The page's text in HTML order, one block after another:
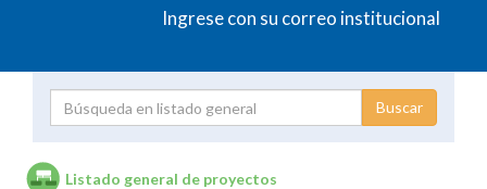
Ingrese con su correo institucional
Listado general de proyectos